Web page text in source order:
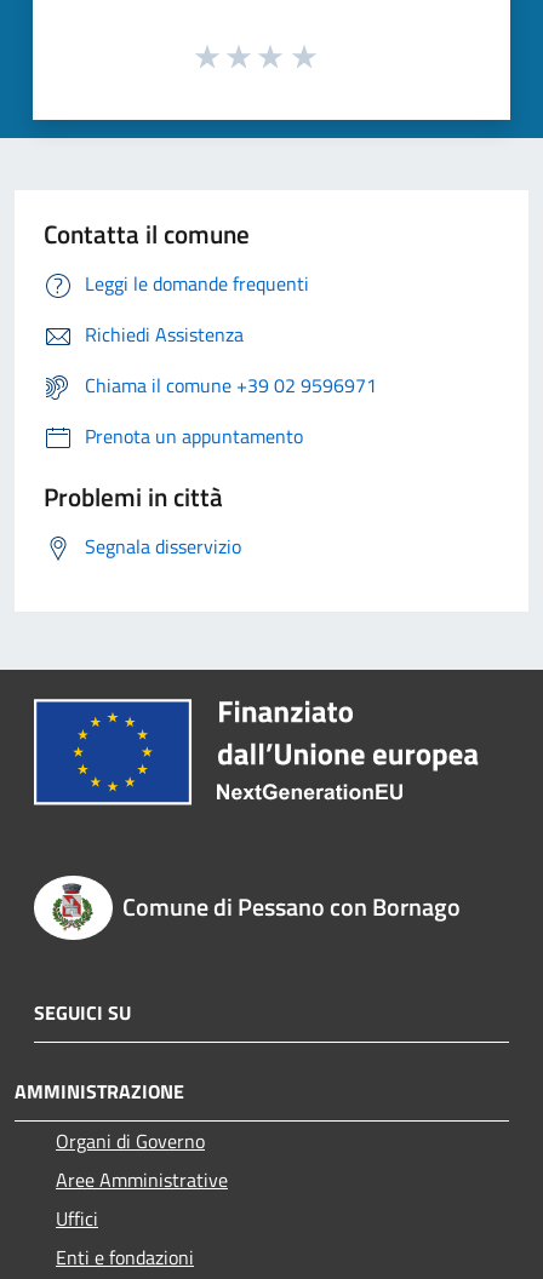
Contatta il comune
Leggi le domande frequenti
Richiedi Assistenza
Chiama il comune +39 02 9596971
Prenota un appuntamento
Problemi in città
Segnala disservizio
Comune di Pessano con Bornago
SEGUICI SU
AMMINISTRAZIONE
Organi di Governo
Aree Amministrative
Uffici
Enti e fondazioni